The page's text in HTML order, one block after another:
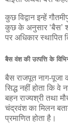
कुछ विद्वान इन्हें
कुछ के अनुसार ‘बैस’
पर अधिकार स्थापित
बैस वंश की उत्पत्ति के
बैस राजपूत नाग-पूजा
सिद्ध नहीं होता कि वे
बहन राज्यश्री तथा
चंद्रवंश का मिलन
प्रमाणित होता है।